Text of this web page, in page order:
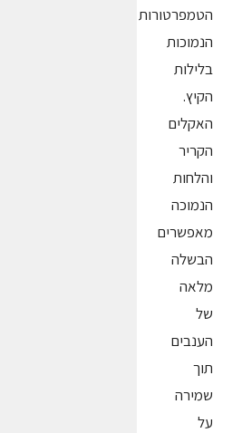
הטמפרטורות
הנמוכות
בלילות
הקיץ.
האקלים
הקריר
והלחות
הנמוכה
מאפשרים
הבשלה
מלאה
של
הענבים
תוך
שמירה
על